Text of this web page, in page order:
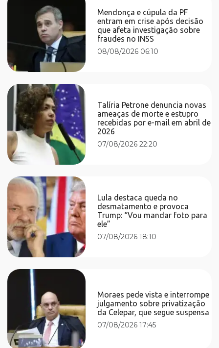
Mendonça e cúpula da PF
entram em crise após decisão
que afeta investigação sobre
fraudes no INSS
08/08/2026 06:10
Talíria Petrone denuncia novas
ameaças de morte e estupro
recebidas por e-mail em abril de
2026
07/08/2026 22:20
Lula destaca queda no
desmatamento e provoca
Trump: “Vou mandar foto para
ele”
07/08/2026 18:10
Moraes pede vista e interrompe
julgamento sobre privatização
da Celepar, que segue suspensa
07/08/2026 17:45